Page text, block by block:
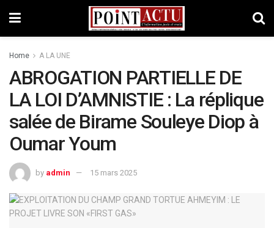
Home A LA UNE
ABROGATION PARTIELLE DE
LA LOI D’AMNISTIE : La réplique
salée de Birame Souleye Diop à
Oumar Youm
by admin 15 mars 2025